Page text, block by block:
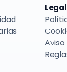
Legal